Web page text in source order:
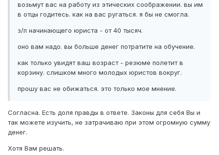
возьмут вас на работу из этических соображении. вы им
в отцы годитесь. как на вас ругаться. я бы не смогла.
з/п начинающего юриста - от 40 тысяч.
оно вам надо. вы больше денег потратите на обучение.
как только увидят ваш возраст - резюме полетит в
корзину. слишком много молодых юристов вокруг.
прошу вас не обижаться. это только мое мнение.
Согласна. Есть доля правды в ответе. Законы для себя Вы и
так можете изучить, не затрачиваю при этом огромную сумму
денег.
Хотя Вам решать.